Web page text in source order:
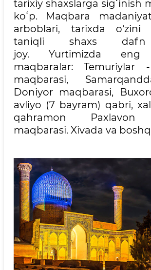
tarixiy shaxslarga sigʻinish
koʻp. Maqbara
arboblari, tarixda o‘zini
taniqli shaxs dafn
joy. Yurtimizda eng
maqbaralar: Temuriylar
maqbarasi,
Doniyor maqbarasi,
avliyo (7 bayram) qabri,
qahramon Paxlavon
maqbarasi. Xivada va